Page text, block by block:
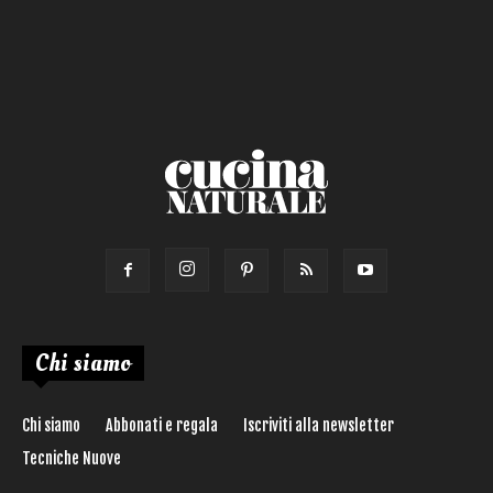
Chi siamo
Chi siamo Abbonati e regala
Iscriviti alla newsletter
Tecniche Nuove